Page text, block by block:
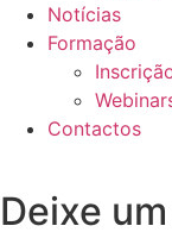
Notícias
Formação
Contactos
Deixe